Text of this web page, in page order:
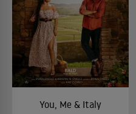
You, Me & Italy